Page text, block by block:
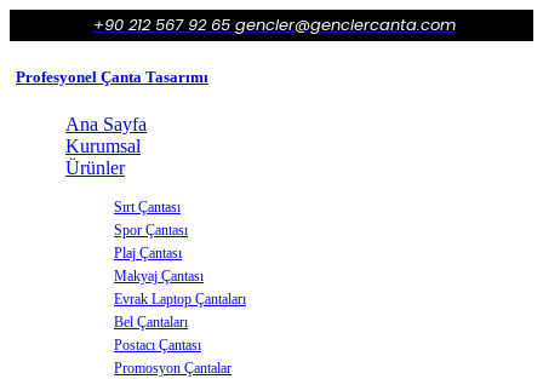
+90 212 567 92 65 gencler@genclercanta.com
Profesyonel Çanta Tasarımı
Ana Sayfa
Kurumsal
Ürünler
Sırt Çantası
Spor Çantası
Plaj Çantası
Makyaj Çantası
Evrak Laptop Çantaları
Bel Çantaları
Postacı Çantası
Promosyon Çantalar